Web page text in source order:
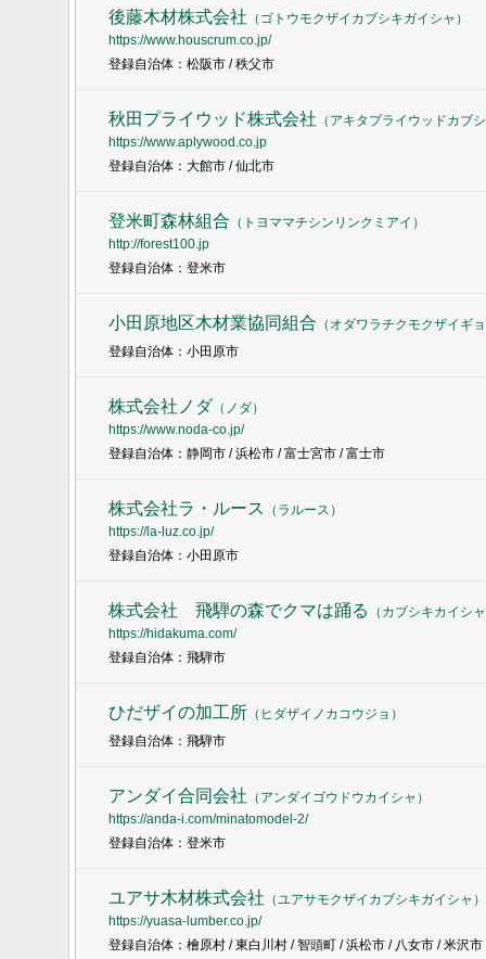
後藤木材株式会社 （ ゴトウモクザイカブシキガイシャ ）
https://www.houscrum.co.jp/
登録自治体：松阪市 / 秩父市
秋田プライウッド株式会社 （ アキタプライウッドカブ
https://www.aplywood.co.jp
登録自治体：大館市 / 仙北市
登米町森林組合 （ トヨママチシンリンクミアイ ）
http://forest100.jp
登録自治体：登米市
小田原地区木材業協同組合 （ オダワラチクモクザイギ
登録自治体：小田原市
株式会社ノダ （ ノダ）
https://www.noda-co.jp/
登録自治体：静岡市 / 浜松市 / 富士宮市 / 富士市
株式会社ラ・ルース （ ラルース ）
https://la-luz.co.jp/
登録自治体：小田原市
株式会社 飛騨の森でクマは踊る （ カブシキカイシ
https://hidakuma.com/
登録自治体：飛騨市
ひだザイの加工所（ ヒダザイノカコウジョ ）
登録自治体：飛騨市
アンダイ合同会社 （ アンダイゴウドウカイシャ ）
https://anda-i.com/minatomodel-2/
登録自治体：登米市
ユアサ木材株式会社 （ユアサモクザイカブシキガイシャ ）
https://yuasa-lumber.co.jp/
登録自治体：檜原村 / 東白川村 / 智頭町 / 浜松市 / 八女市 / 米沢市